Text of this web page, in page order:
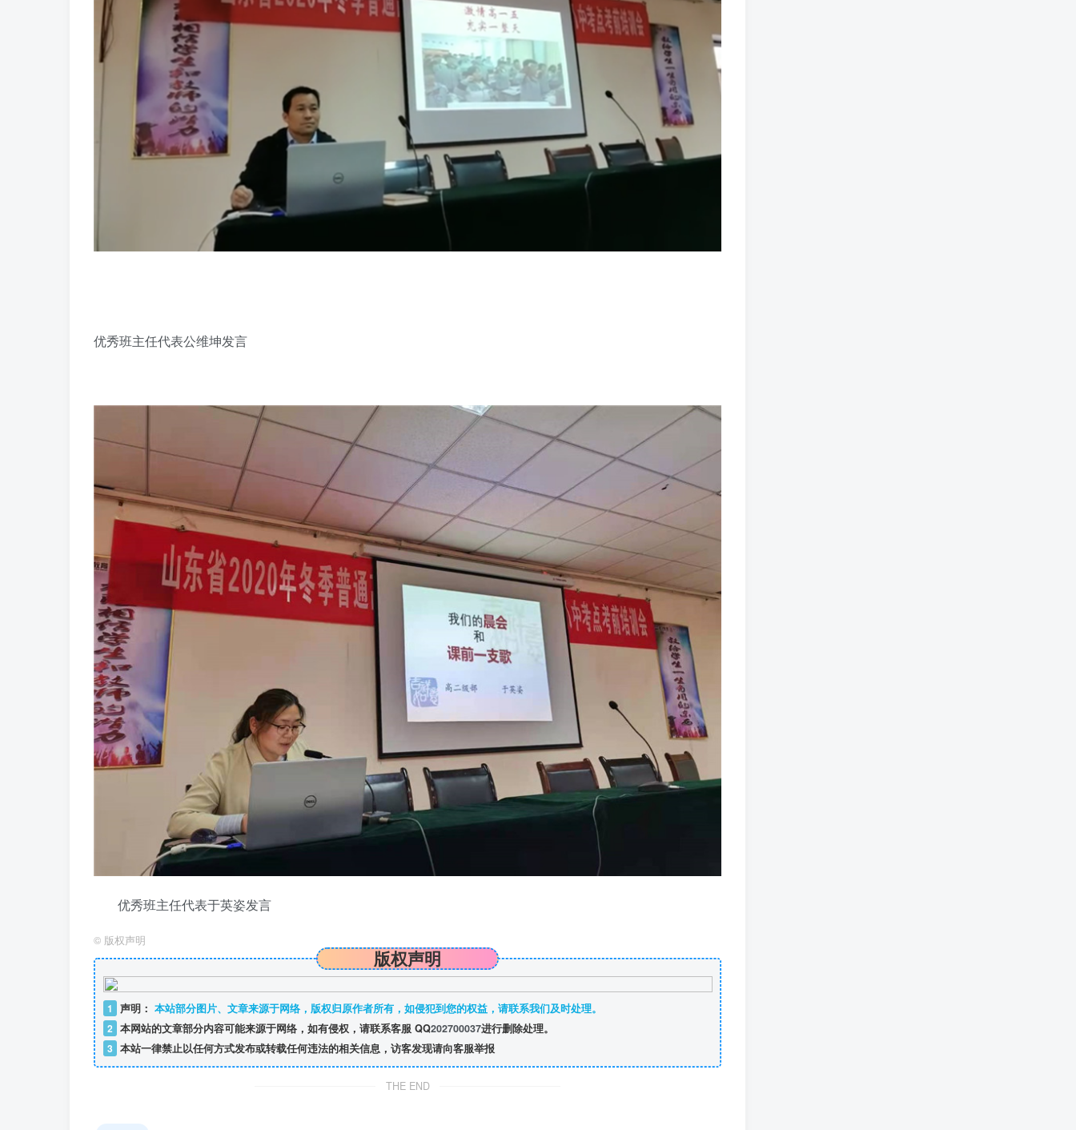
优秀班主任代表公维坤发言
优秀班主任代表于英姿发言
© 版权声明
版权声明
1 声明： 本站部分图片、文章来源于网络，版权归原作者所有，如侵犯到您的权益，请联系我们及时处理。
2 本网站的文章部分内容可能来源于网络，如有侵权，请联系客服 QQ202700037进行删除处理。
3 本站一律禁止以任何方式发布或转载任何违法的相关信息，访客发现请向客服举报
THE END